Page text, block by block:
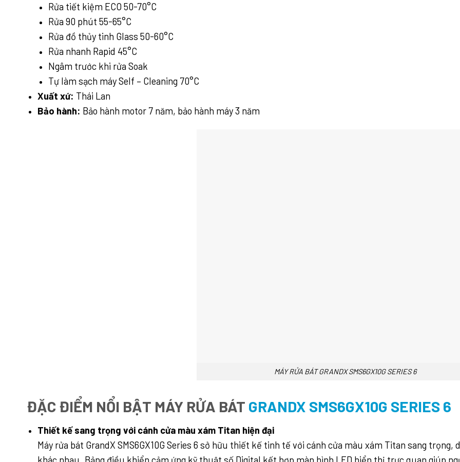
Rửa tiết kiệm ECO 50-70°C
Rửa 90 phút 55-65°C
Rửa đồ thủy tinh Glass 50-60°C
Rửa nhanh Rapid 45°C
Ngâm trước khi rửa Soak
Tự làm sạch máySelf – Cleaning 70°C
Xuất xứ: Thái Lan
Bảo hành: Bảo hành motor 7 năm, bảo hành máy 3 năm
MÁY RỬA BÁT GRANDX SMS6GX10G SERIES 6
ĐẶC ĐIỂM NỔI BẬT MÁY RỬA BÁT GRANDX SMS6GX10G SERIES 6
Thiết kế sang trọng với cánh cửa màu xám Titan hiện đại
Máy rửa bát GrandX SMS6GX10G Series 6 sở hữu thiết kế tinh tế với cánh cửa màu xám Titan sang